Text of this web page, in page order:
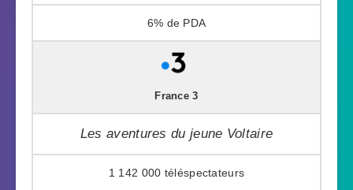
6%
France 3
Les aventures du jeune Voltaire
1 142 000